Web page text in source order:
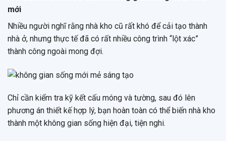
mới
Nhiều người nghĩ rằng nhà kho cũ rất khó để cải tạo thành
nhà ở, nhưng thực tế đã có rất nhiều công trình “lột xác”
thành công ngoài mong đợi.
Chỉ cần kiểm tra kỹ kết cấu móng và tường, sau đó lên
phương án thiết kế hợp lý, bạn hoàn toàn có thể biến nhà kho
thành một không gian sống hiện đại, tiện nghi.